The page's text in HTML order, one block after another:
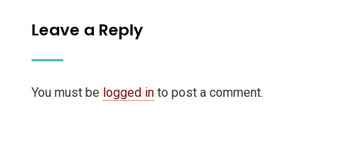
Leave a Reply
You must be logged in to post a comment.